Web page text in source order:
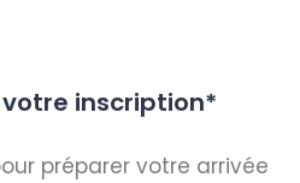
votre inscription*
préparer votre arrivée